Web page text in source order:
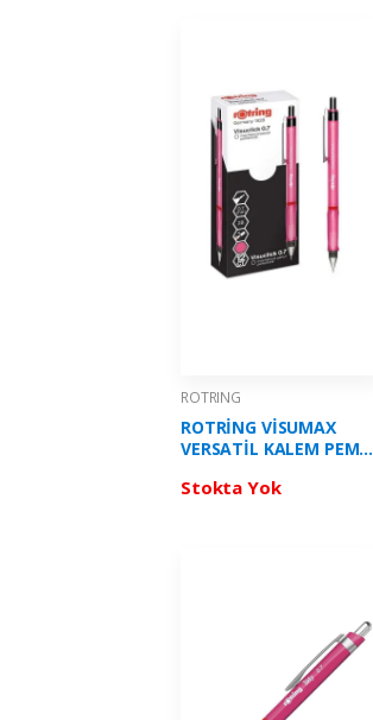
ROTRING
ROTRİNG VİSUMAX
VERSATİL KALEM PEMBE
Stokta Yok